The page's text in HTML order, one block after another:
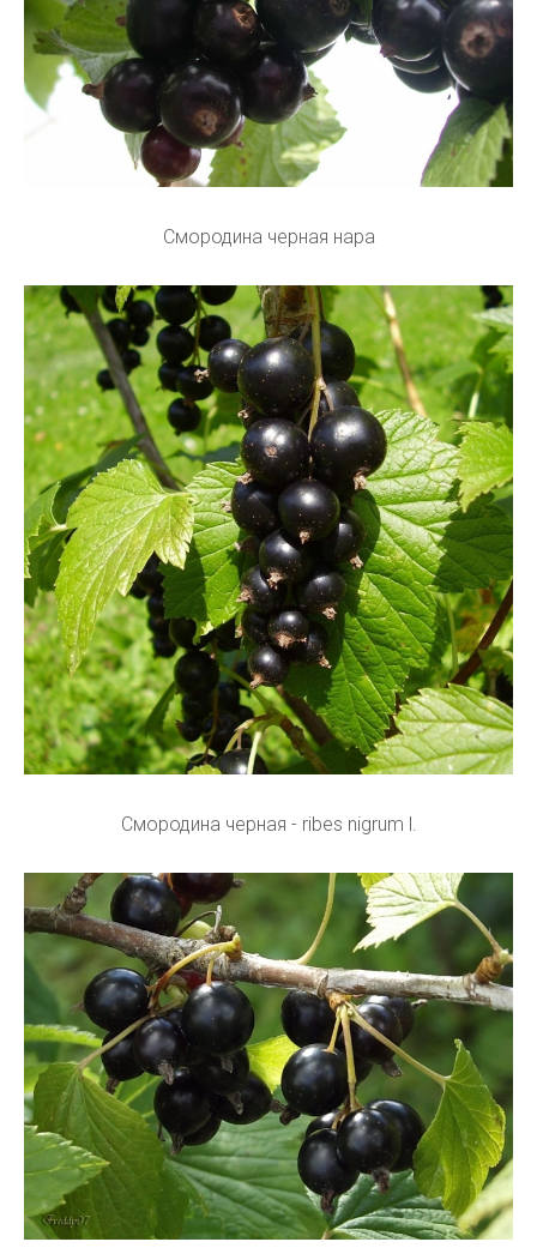
Смородина черная нара
Смородина черная - ribes nigrum l.